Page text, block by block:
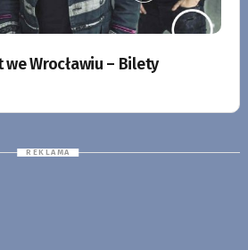
Wrocławiu – Bilety